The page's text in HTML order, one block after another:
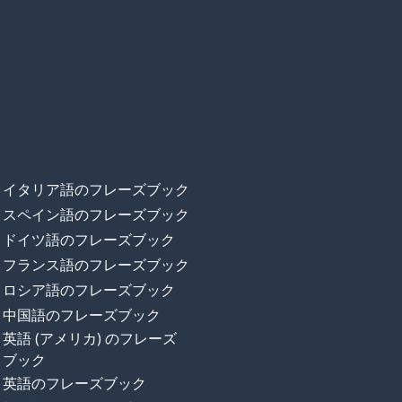
イタリア語のフレーズブック
スペイン語のフレーズブック
ドイツ語のフレーズブック
フランス語のフレーズブック
ロシア語のフレーズブック
中国語のフレーズブック
英語 (アメリカ) のフレーズ
ブック
英語のフレーズブック